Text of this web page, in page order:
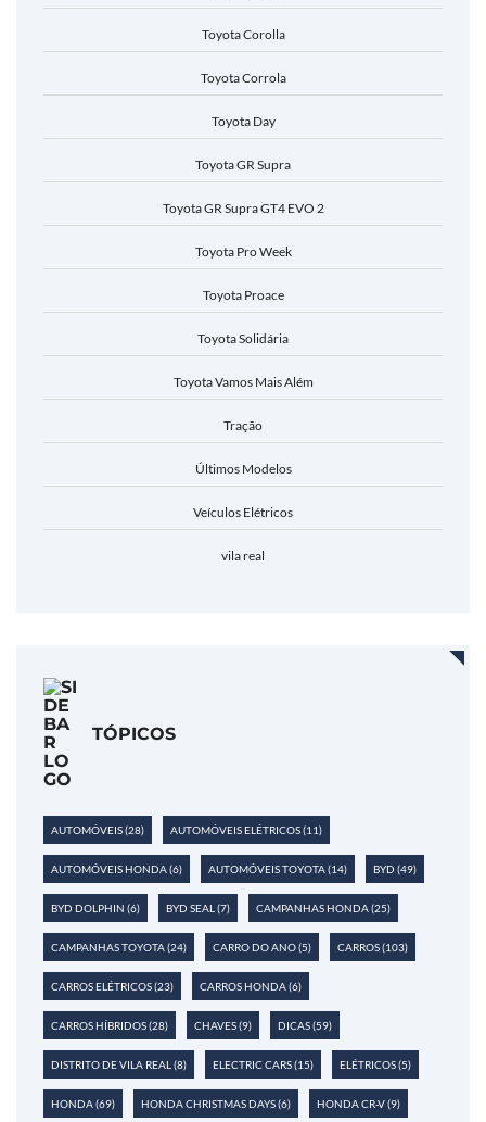
Toyota Corolla
Toyota Corrola
Toyota Day
Toyota GR Supra
Toyota GR Supra GT4 EVO 2
Toyota Pro Week
Toyota Proace
Toyota Solidária
Toyota Vamos Mais Além
Tração
Últimos Modelos
Veículos Elétricos
vila real
TÓPICOS
AUTOMÓVEIS(28) AUTOMÓVEIS ELÉTRICOS(11)
AUTOMÓVEIS HONDA(6) AUTOMÓVEIS TOYOTA(14) BYD (49)
BYD DOLPHIN (6) BYD SEAL (7) CAMPANHAS HONDA(25)
CAMPANHAS TOYOTA(24) CARRO DO ANO(5) CARROS(103)
CARROS ELÉTRICOS(23) CARROS HONDA(6)
CARROS HÍBRIDOS(28) CHAVES(9) DICAS(59)
DISTRITO DE VILA REAL (8) ELECTRIC CARS(15) ELÉTRICOS(5)
HONDA(69) HONDA CHRISTMAS DAYS(6) HONDA CR-V(9)